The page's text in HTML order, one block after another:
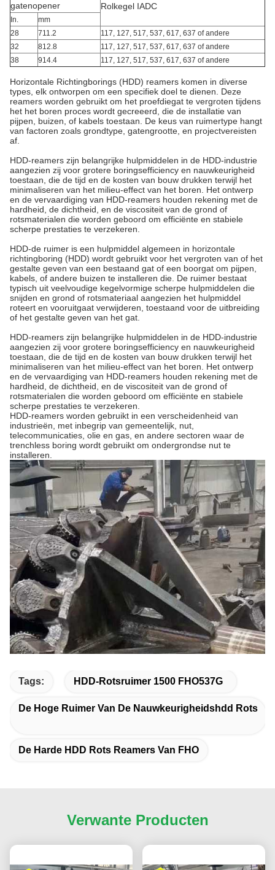
gatenopener Rolkegel IADC
In.
mm
28
711.2
117, 127, 517, 537, 617, 637 of andere
32
812.8 117, 127, 517, 537, 617, 637 of andere
38
914.4 117, 127, 517, 537, 617, 637 of andere
Horizontale Richtingborings (HDD) reamers komen in diverse
types, elk ontworpen om een specifiek doel te dienen. Deze
reamers worden gebruikt om het proefdiegat te vergroten tijdens
het het boren proces wordt gecreeerd, die de installatie van
pijpen, buizen, of kabels toestaan. De keus van ruimertype hangt
van factoren zoals grondtype, gatengrootte, en projectvereisten
af.
HDD-reamers zijn belangrijke hulpmiddelen in de HDD-industrie
aangezien zij voor grotere boringsefficiency en nauwkeurigheid
toestaan, die de tijd en de kosten van bouw drukken terwijl het
minimaliseren van het milieu-effect van het boren. Het ontwerp
en de vervaardiging van HDD-reamers houden rekening met de
hardheid, de dichtheid, en de viscositeit van de grond of
rotsmaterialen die worden geboord om efficiënte en stabiele
scherpe prestaties te verzekeren.
HDD-de ruimer is een hulpmiddel algemeen in horizontale
richtingboring (HDD) wordt gebruikt voor het vergroten van of het
gestalte geven van een bestaand gat of een boorgat om pijpen,
kabels, of andere buizen te installeren die. De ruimer bestaat
typisch uit veelvoudige kegelvormige scherpe hulpmiddelen die
snijden en grond of rotsmateriaal aangezien het hulpmiddel
roteert en vooruitgaat verwijderen, toestaand voor de uitbreiding
of het gestalte geven van het gat.
HDD-reamers zijn belangrijke hulpmiddelen in de HDD-industrie
aangezien zij voor grotere boringsefficiency en nauwkeurigheid
toestaan, die de tijd en de kosten van bouw drukken terwijl het
minimaliseren van het milieu-effect van het boren. Het ontwerp
en de vervaardiging van HDD-reamers houden rekening met de
hardheid, de dichtheid, en de viscositeit van de grond of
rotsmaterialen die worden geboord om efficiënte en stabiele
scherpe prestaties te verzekeren.
HDD-reamers worden gebruikt in een verscheidenheid van
industrieën, met inbegrip van gemeentelijk, nut,
telecommunicaties, olie en gas, en andere sectoren waar de
trenchless boring wordt gebruikt om ondergrondse nut te
installeren.
Tags: HDD-Rotsruimer 1500 FHO537G
De Hoge Ruimer Van De Nauwkeurigheidshdd Rots
De Harde HDD Rots Reamers Van FHO
Verwante Producten